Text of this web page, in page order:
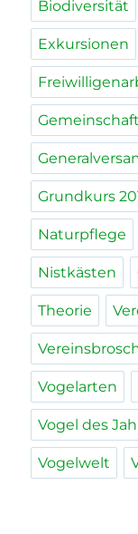
Biodiversität
Exkursionen
Grundkurs
Naturpflege
Nistkästen
Theorie
Vogelarten
Vogel des
Vogelwelt